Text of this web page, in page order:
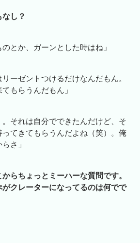
なし？
のとか、ガーンとした時はね」
ーゼントつけるだけなんだもん。
もらうんだもん」
。それは自分でできたんだけど、そ
ってきてもらうんだよね（笑）。俺
さ」
らちょっとミーハーな質問です。
がクレーターになってるのは何でで